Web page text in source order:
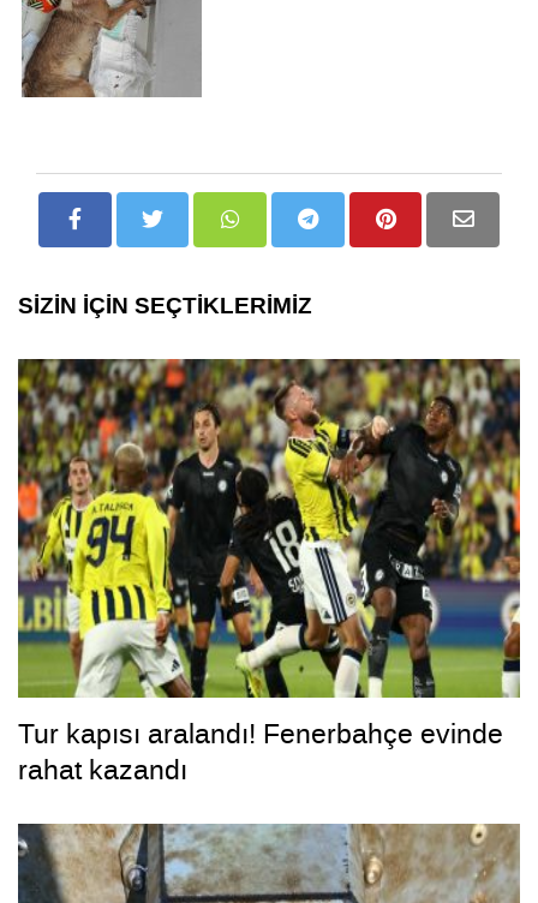
SİZİN İÇİN SEÇTİKLERİMİZ
Tur kapısı aralandı! Fenerbahçe evinde
rahat kazandı